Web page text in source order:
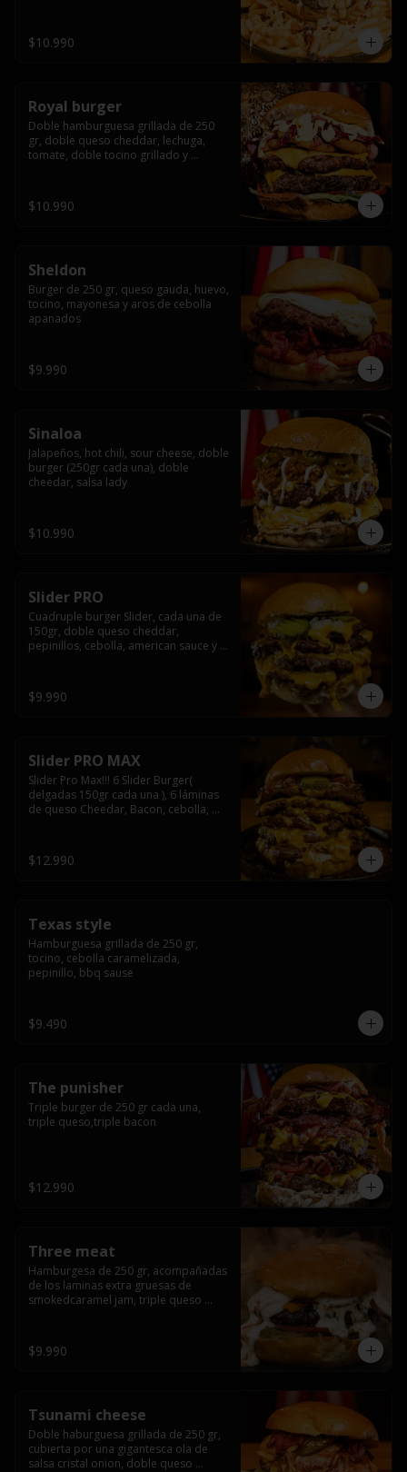
$10.990
Royal burger
Doble hamburguesa grillada de 250
gr, doble queso cheddar, lechuga,
tomate, doble tocino grillado y
salsa de queso cheddar.
$10.990
Sheldon
Burger de 250 gr, queso gauda, huevo,
tocino, mayonesa y aros de cebolla
apanados
$9.990
Sinaloa
Jalapeños, hot chili, sour cheese, doble
burger (250gr cada una), doble
cheedar, salsa lady
$10.990
Slider PRO
Cuadruple burger Slider, cada una de
150gr, doble queso cheddar,
pepinillos, cebolla, american sauce y
$9.990
Slider PRO MAX
Slider Pro Max!!! 6 Slider Burger(
delgadas 150gr cada una ), 6 láminas
de queso Cheedar, Bacon, cebolla,
$12.990
Texas style
Hamburguesa grillada de 250 gr,
tocino, cebolla caramelizada,
pepinillo, bbq sause
$9.490
The punisher
Triple burger de 250 gr cada una,
triple queso,triple bacon
$12.990
Three meat
Hamburgesa de 250 gr, acompañadas
de los laminas extra gruesas de
smokedcaramel jam, triple queso
$9.990
Tsunami cheese
Doble haburguesa grillada de 250 gr,
cubierta por una gigantesca ola de
salsa cristal onion, doble queso